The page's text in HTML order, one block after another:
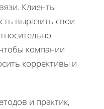
Клиенты
выразить свои
компании
коррективы и
и практик,